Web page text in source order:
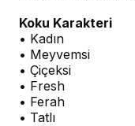
Koku Karakteri
• Kadın
• Meyvemsi
• Çiçeksi
• Fresh
• Ferah
• Tatlı